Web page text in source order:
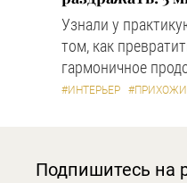
Узнали у
том, как
гармоничное
#ИНТЕРЬЕР
Подпишитесь на